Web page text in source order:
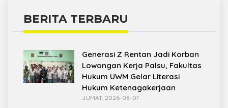
BERITA TERBARU
Generasi Z Rentan Jadi Korban
Lowongan Kerja Palsu, Fakultas
Hukum UWM Gelar Literasi
Hukum Ketenagakerjaan
JUMAT, 2026-08-07